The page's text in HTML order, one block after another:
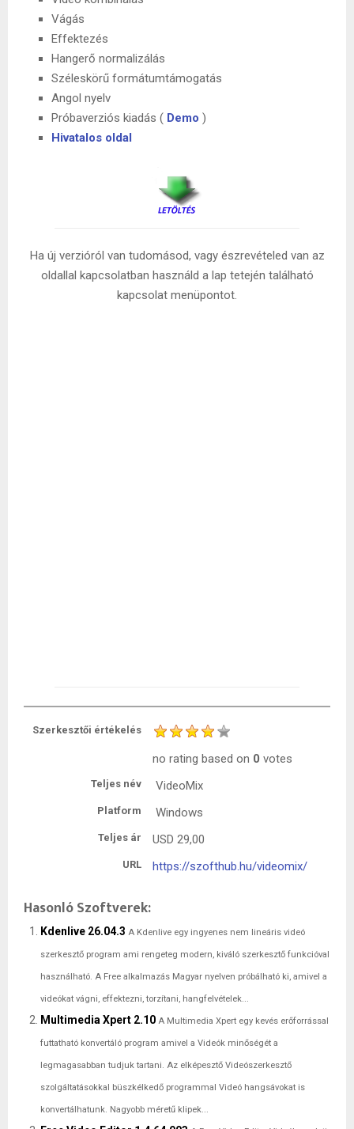
Vágás
Effektezés
Hangerő normalizálás
Széleskörű formátumtámogatás
Angol nyelv
Próbaverziós kiadás ( Demo )
Hivatalos oldal
Ha új verzióról van tudomásod, vagy észrevételed van az
oldallal kapcsolatban használd a lap tetején található
kapcsolat menüpontot.
Szerkesztői értékelés
no rating based on 0 votes
Teljes név VideoMix
Platform Windows
Teljes ár USD 29,00
URL https://szofthub.hu/videomix/
Hasonló Szoftverek:
Kdenlive 26.04.3 A Kdenlive egy ingyenes nem lineáris videó
szerkesztő program ami rengeteg modern, kiváló szerkesztő funkcióval
használható. A Free alkalmazás Magyar nyelven próbálható ki, amivel a
videókat vágni, effektezni, torzítani, hangfelvételek...
Multimedia Xpert 2.10 A Multimedia Xpert egy kevés erőforrással
futtatható konvertáló program amivel a Videók minőségét a
legmagasabban tudjuk tartani. Az elképesztő Videószerkesztő
szolgáltatásokkal büszkélkedő programmal Videó hangsávokat is
konvertálhatunk. Nagyobb méretű klipek...